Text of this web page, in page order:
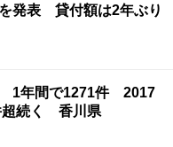
発表 貸付額は2年ぶり
1年間で1271件 2017
超続く 香川県